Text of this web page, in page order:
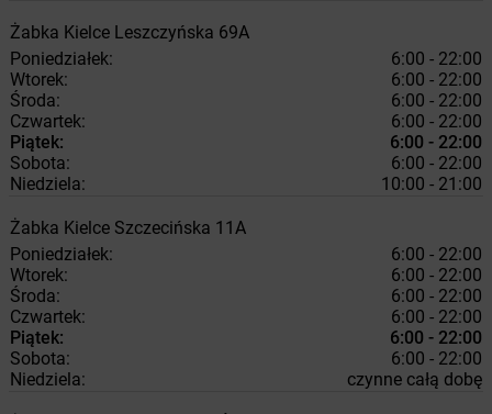
Żabka Kielce Leszczyńska 69A
Poniedziałek:
6:00 - 22:00
Wtorek:
6:00 - 22:00
Środa:
6:00 - 22:00
Czwartek:
6:00 - 22:00
Piątek:
6:00 - 22:00
Sobota:
6:00 - 22:00
Niedziela:
10:00 - 21:00
Żabka Kielce Szczecińska 11A
Poniedziałek:
6:00 - 22:00
Wtorek:
6:00 - 22:00
Środa:
6:00 - 22:00
Czwartek:
6:00 - 22:00
Piątek:
6:00 - 22:00
Sobota:
6:00 - 22:00
Niedziela:
czynne całą dobę